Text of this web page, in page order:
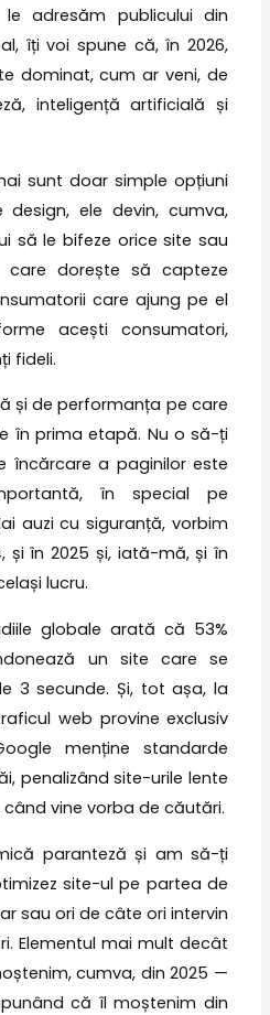
adresăm publicului din
îți voi spune că, în 2026,
dominat, cum ar veni, de
inteligență artificială și
sunt doar simple opțiuni
ele devin, cumva,
să le bifeze orice site sau
care dorește să capteze
care ajung pe el
acești consumatori,
fideli.
și de performanța pe care
în prima etapă. Nu o să-ți
încărcare a paginilor este
în special pe
auzi cu siguranță, vorbim
și în 2025 și, iată-mă, și în
lucru.
globale arată că 53%
un site care se
3 secunde. Și, tot așa, la
web provine exclusiv
menține standarde
penalizând site-urile lente
vine vorba de căutări.
paranteză și am să-ți
site-ul pe partea de
sau ori de câte ori intervin
Elementul mai mult decât
cumva, din 2025 —
că îl moștenim din